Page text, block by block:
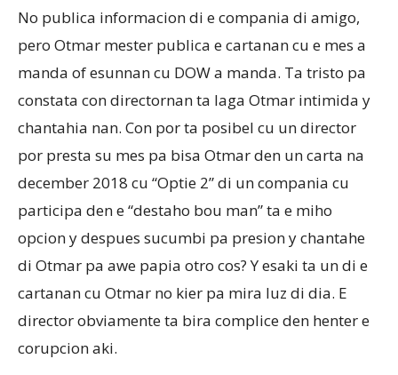
No publica informacion di e compania di amigo,
pero Otmar mester publica e cartanan cu e mes a
manda of esunnan cu DOW a manda. Ta tristo pa
constata con directornan ta laga Otmar intimida y
chantahia nan. Con por ta posibel cu un director
por presta su mes pa bisa Otmar den un carta na
december 2018 cu “Optie 2” di un compania cu
participa den e “destaho bou man” ta e miho
opcion y despues sucumbi pa presion y chantahe
di Otmar pa awe papia otro cos? Y esaki ta un di e
cartanan cu Otmar no kier pa mira luz di dia. E
director obviamente ta bira complice den henter e
corupcion aki.